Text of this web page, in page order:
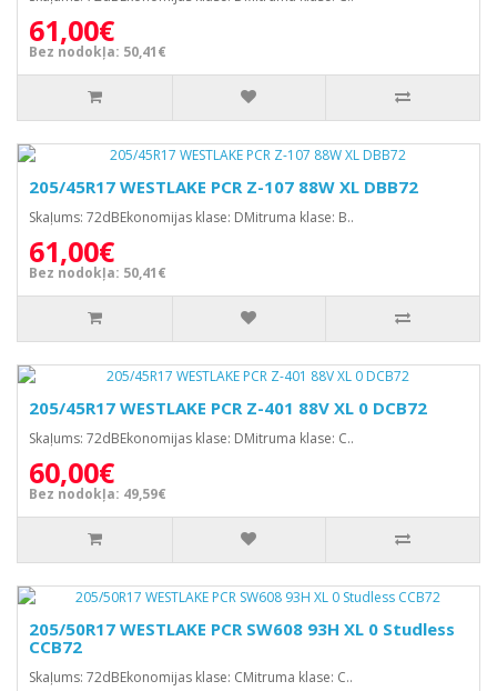
61,00€
Bez nodokļa: 50,41€
205/45R17 WESTLAKE PCR Z-107 88W XL DBB72
Skaļums: 72dBEkonomijas klase: DMitruma klase: B..
61,00€
Bez nodokļa: 50,41€
205/45R17 WESTLAKE PCR Z-401 88V XL 0 DCB72
Skaļums: 72dBEkonomijas klase: DMitruma klase: C..
60,00€
Bez nodokļa: 49,59€
205/50R17 WESTLAKE PCR SW608 93H XL 0 Studless
CCB72
Skaļums: 72dBEkonomijas klase: CMitruma klase: C..